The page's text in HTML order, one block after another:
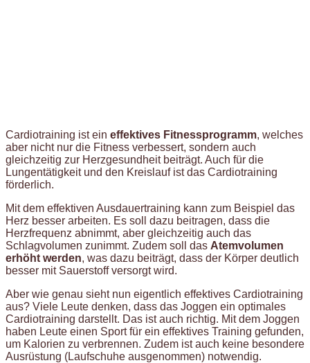
Cardiotraining ist ein effektives Fitnessprogramm, welches
aber nicht nur die Fitness verbessert, sondern auch
gleichzeitig zur Herzgesundheit beiträgt. Auch für die
Lungentätigkeit und den Kreislauf ist das Cardiotraining
förderlich.
Mit dem effektiven Ausdauertraining kann zum Beispiel das
Herz besser arbeiten. Es soll dazu beitragen, dass die
Herzfrequenz abnimmt, aber gleichzeitig auch das
Schlagvolumen zunimmt. Zudem soll das Atemvolumen
erhöht werden, was dazu beiträgt, dass der Körper deutlich
besser mit Sauerstoff versorgt wird.
Aber wie genau sieht nun eigentlich effektives Cardiotraining
aus? Viele Leute denken, dass das Joggen ein optimales
Cardiotraining darstellt. Das ist auch richtig. Mit dem Joggen
haben Leute einen Sport für ein effektives Training gefunden,
um Kalorien zu verbrennen. Zudem ist auch keine besondere
Ausrüstung (Laufschuhe ausgenommen) notwendig.